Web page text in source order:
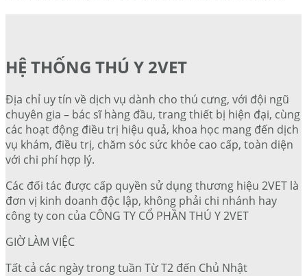
HỆ THỐNG THÚ Y 2VET
Địa chỉ uy tín về dịch vụ dành cho thú cưng, với đội ngũ
chuyên gia – bác sĩ hàng đầu, trang thiết bị hiện đại, cùng
các hoạt động điều trị hiệu quả, khoa học mang đến dịch
vụ khám, điều trị, chăm sóc sức khỏe cao cấp, toàn diện
với chi phí hợp lý.
Các đối tác được cấp quyền sử dụng thương hiệu 2VET là
đơn vị kinh doanh độc lập, không phải chi nhánh hay
công ty con của CÔNG TY CỔ PHẦN THÚ Y 2VET
GIỜ LÀM VIỆC
Tất cả các ngày trong tuần Từ T2 đến Chủ Nhật